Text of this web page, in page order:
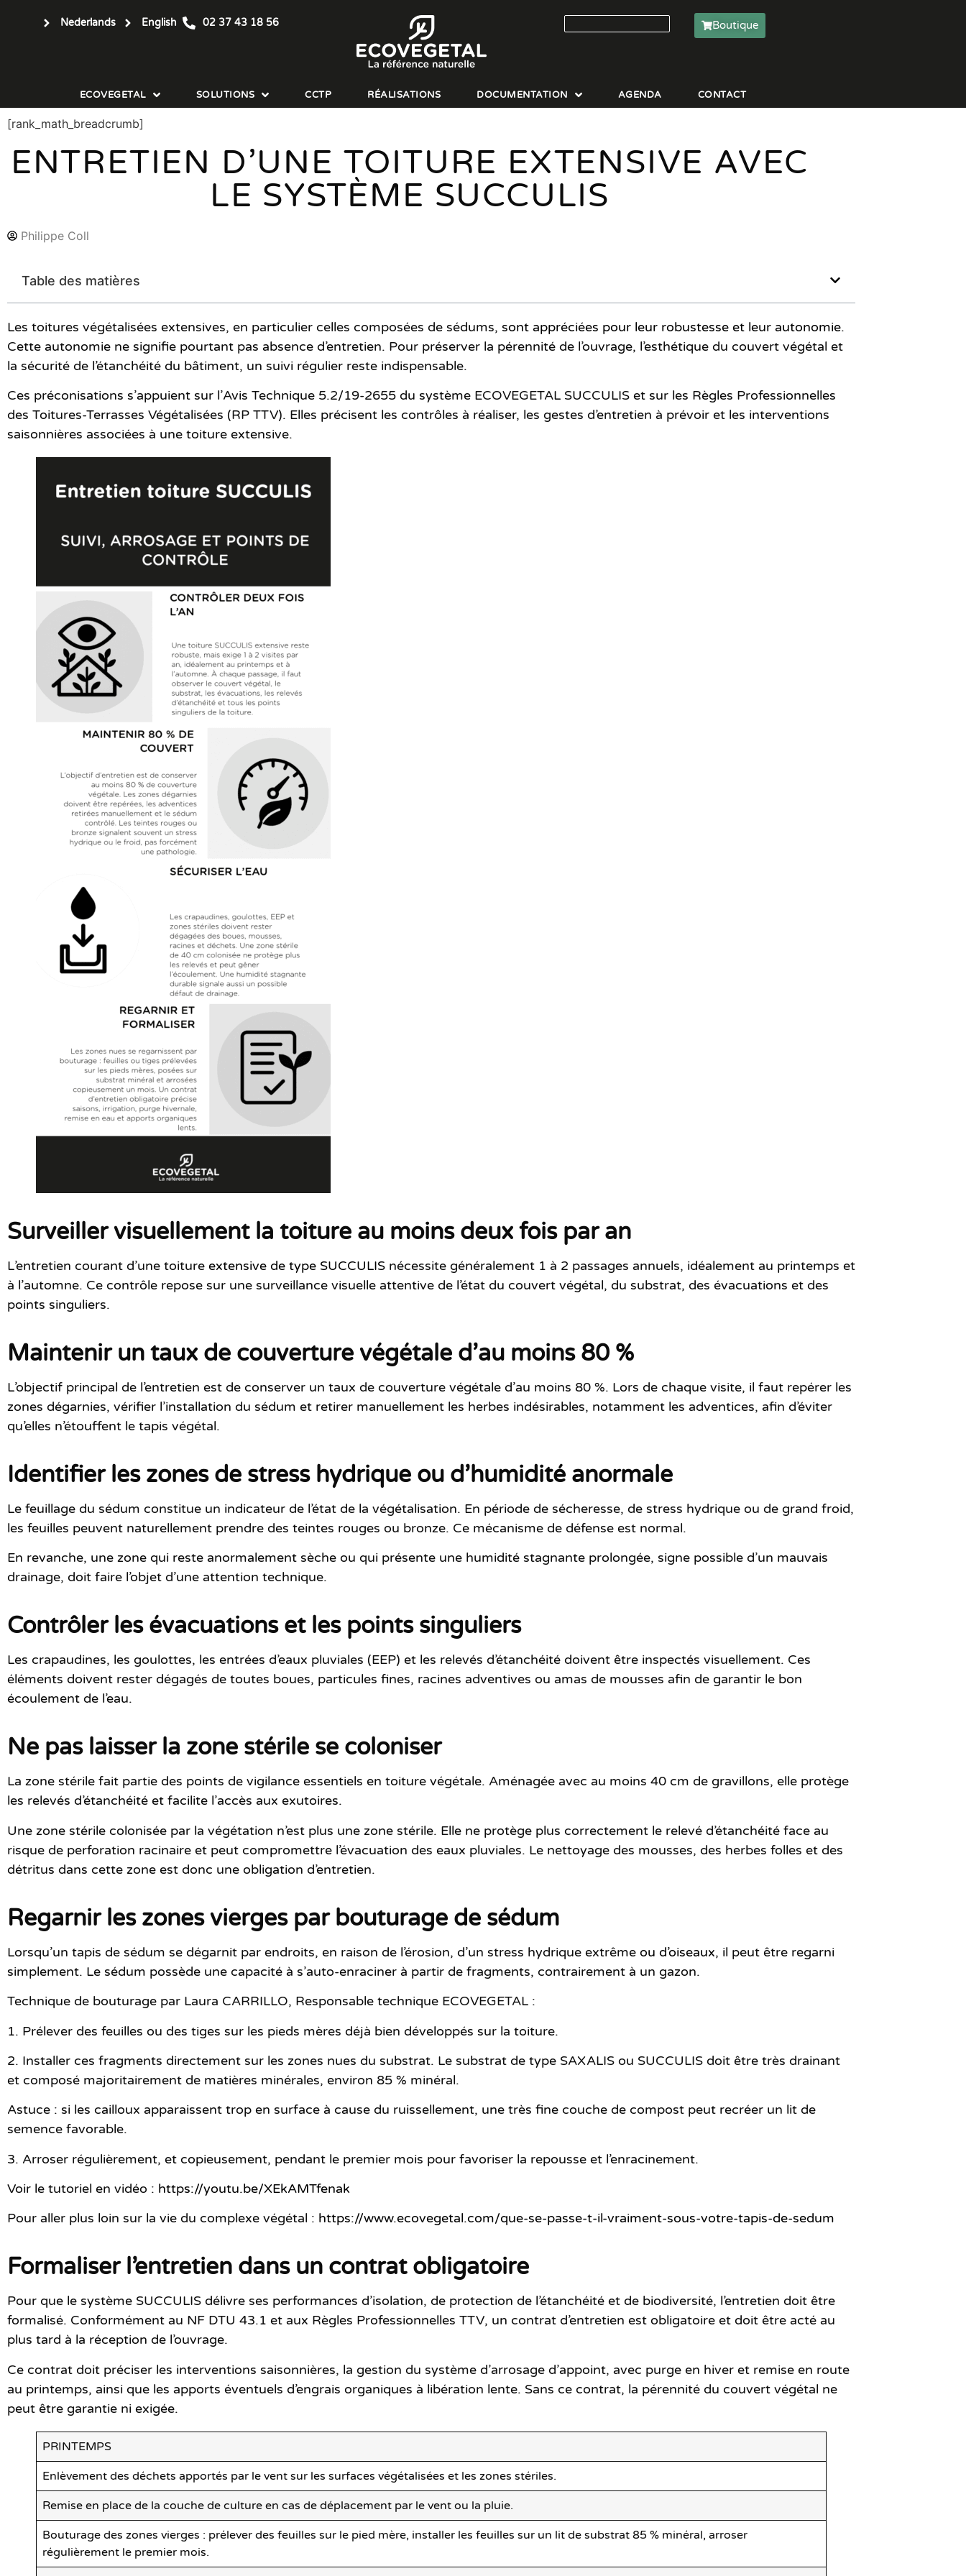
Nederlands English 02 37 43 18 56 Boutique
ECOVEGETAL SOLUTIONS CCTP RÉALISATIONS DOCUMENTATION AGENDA CONTACT
[rank_math_breadcrumb]
ENTRETIEN D’UNE TOITURE EXTENSIVE AVEC
LE SYSTÈME SUCCULIS
Philippe Coll
Table des matières
Les toitures végétalisées extensives, en particulier celles composées de sédums, sont appréciées pour leur robustesse et leur autonomie.
Cette autonomie ne signifie pourtant pas absence d’entretien. Pour préserver la pérennité de l’ouvrage, l’esthétique du couvert végétal et
la sécurité de l’étanchéité du bâtiment, un suivi régulier reste indispensable.
Ces préconisations s’appuient sur l’Avis Technique 5.2/19-2655 du système ECOVEGETAL SUCCULIS et sur les Règles Professionnelles
des Toitures-Terrasses Végétalisées (RP TTV). Elles précisent les contrôles à réaliser, les gestes d’entretien à prévoir et les interventions
saisonnières associées à une toiture extensive.
Surveiller visuellement la toiture au moins deux fois par an
L’entretien courant d’une toiture extensive de type SUCCULIS nécessite généralement 1 à 2 passages annuels, idéalement au printemps et
à l’automne. Ce contrôle repose sur une surveillance visuelle attentive de l’état du couvert végétal, du substrat, des évacuations et des
points singuliers.
Maintenir un taux de couverture végétale d’au moins 80 %
L’objectif principal de l’entretien est de conserver un taux de couverture végétale d’au moins 80 %. Lors de chaque visite, il faut repérer les
zones dégarnies, vérifier l’installation du sédum et retirer manuellement les herbes indésirables, notamment les adventices, afin d’éviter
qu’elles n’étouffent le tapis végétal.
Identifier les zones de stress hydrique ou d’humidité anormale
Le feuillage du sédum constitue un indicateur de l’état de la végétalisation. En période de sécheresse, de stress hydrique ou de grand froid,
les feuilles peuvent naturellement prendre des teintes rouges ou bronze. Ce mécanisme de défense est normal.
En revanche, une zone qui reste anormalement sèche ou qui présente une humidité stagnante prolongée, signe possible d’un mauvais
drainage, doit faire l’objet d’une attention technique.
Contrôler les évacuations et les points singuliers
Les crapaudines, les goulottes, les entrées d’eaux pluviales (EEP) et les relevés d’étanchéité doivent être inspectés visuellement. Ces
éléments doivent rester dégagés de toutes boues, particules fines, racines adventives ou amas de mousses afin de garantir le bon
écoulement de l’eau.
Ne pas laisser la zone stérile se coloniser
La zone stérile fait partie des points de vigilance essentiels en toiture végétale. Aménagée avec au moins 40 cm de gravillons, elle protège
les relevés d’étanchéité et facilite l’accès aux exutoires.
Une zone stérile colonisée par la végétation n’est plus une zone stérile. Elle ne protège plus correctement le relevé d’étanchéité face au
risque de perforation racinaire et peut compromettre l’évacuation des eaux pluviales. Le nettoyage des mousses, des herbes folles et des
détritus dans cette zone est donc une obligation d’entretien.
Regarnir les zones vierges par bouturage de sédum
Lorsqu’un tapis de sédum se dégarnit par endroits, en raison de l’érosion, d’un stress hydrique extrême ou d’oiseaux, il peut être regarni
simplement. Le sédum possède une capacité à s’auto-enraciner à partir de fragments, contrairement à un gazon.
Technique de bouturage par Laura CARRILLO, Responsable technique ECOVEGETAL :
1. Prélever des feuilles ou des tiges sur les pieds mères déjà bien développés sur la toiture.
2. Installer ces fragments directement sur les zones nues du substrat. Le substrat de type SAXALIS ou SUCCULIS doit être très drainant
et composé majoritairement de matières minérales, environ 85 % minéral.
Astuce : si les cailloux apparaissent trop en surface à cause du ruissellement, une très fine couche de compost peut recréer un lit de
semence favorable.
3. Arroser régulièrement, et copieusement, pendant le premier mois pour favoriser la repousse et l’enracinement.
Voir le tutoriel en vidéo : https://youtu.be/XEkAMTfenak
Pour aller plus loin sur la vie du complexe végétal : https://www.ecovegetal.com/que-se-passe-t-il-vraiment-sous-votre-tapis-de-sedum
Formaliser l’entretien dans un contrat obligatoire
Pour que le système SUCCULIS délivre ses performances d’isolation, de protection de l’étanchéité et de biodiversité, l’entretien doit être
formalisé. Conformément au NF DTU 43.1 et aux Règles Professionnelles TTV, un contrat d’entretien est obligatoire et doit être acté au
plus tard à la réception de l’ouvrage.
Ce contrat doit préciser les interventions saisonnières, la gestion du système d’arrosage d’appoint, avec purge en hiver et remise en route
au printemps, ainsi que les apports éventuels d’engrais organiques à libération lente. Sans ce contrat, la pérennité du couvert végétal ne
peut être garantie ni exigée.
PRINTEMPS
Enlèvement des déchets apportés par le vent sur les surfaces végétalisées et les zones stériles.
Remise en place de la couche de culture en cas de déplacement par le vent ou la pluie.
Bouturage des zones vierges : prélever des feuilles sur le pied mère, installer les feuilles sur un lit de substrat 85 % minéral, arroser
régulièrement le premier mois.